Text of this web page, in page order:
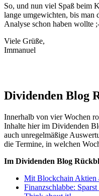
So, und nun viel Spaß beim
lange umgewichten, bis man
Analyse schon haben wollte
Viele Grüße,
Immanuel
Dividenden Blog
Innerhalb von vier Wochen
Inhalte hier im Dividenden
auch unregelmäßige
die Termine, in welchen
Im Dividenden Blog
Mit Blockchain Aktien
Finanzschlabbe: